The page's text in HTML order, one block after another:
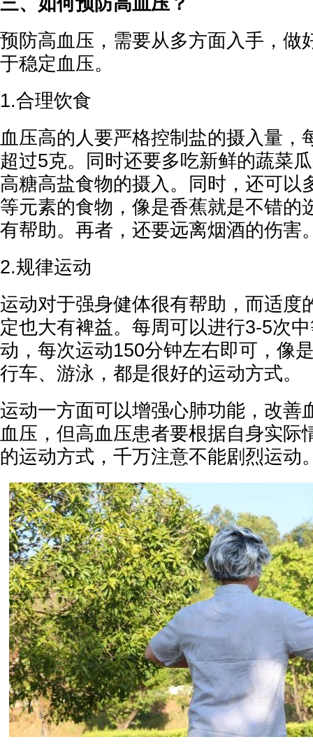
预防高血压，需要从多方面入手，做
于稳定血压。
1.合理饮食
血压高的人要严格控制盐的摄入量，
超过5克。同时还要多吃新鲜的蔬菜
高糖高盐食物的摄入。同时，还可以
等元素的食物，像是香蕉就是不错的
有帮助。再者，还要远离烟酒的伤害
2.规律运动
运动对于强身健体很有帮助，而适度
定也大有裨益。每周可以进行3-5次
动，每次运动150分钟左右即可，像
行车、游泳，都是很好的运动方式。
运动一方面可以增强心肺功能，改善
血压，但高血压患者要根据自身实际
的运动方式，千万注意不能剧烈运动